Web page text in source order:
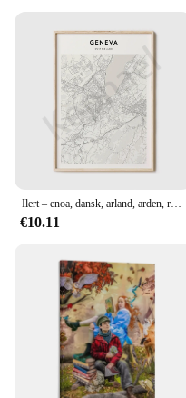
Ilert – enoa, dansk, arland, arden, rove, ainesville, ullerton, risco, resno, remont, orth Qualité ravel ap oster
€10.11